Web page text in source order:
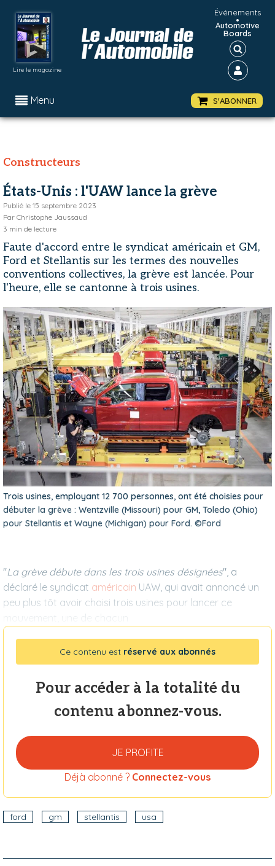
Lire le magazine
Événements
•
Automotive
Boards
Menu S'ABONNER
Constructeurs
États-Unis : l'UAW lance la grève
Publié le 15 septembre 2023
Par Christophe Jaussaud
3 min de lecture
Faute d'accord entre le syndicat américain et GM,
Ford et Stellantis sur les termes des nouvelles
conventions collectives, la grève est lancée. Pour
l'heure, elle se cantonne à trois usines.
Trois usines, employant 12 700 personnes, ont été choisies pour
débuter la grève : Wentzville (Missouri) pour GM, Toledo (Ohio)
pour Stellantis et Wayne (Michigan) pour Ford. ©Ford
"La grève débute dans les trois usines désignées", a
déclaré le syndicat américain UAW, qui avait annoncé un
peu plus tôt avoir choisi trois usines pour lancer ce
mouvement, une de chacun
Ce contenu est réservé aux abonnés
Pour accéder à la totalité du
contenu abonnez-vous.
JE PROFITE
Déjà abonné ? Connectez-vous
ford gm stellantis usa